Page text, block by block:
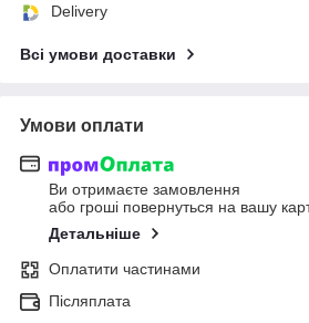
Delivery
Всі умови доставки
Умови оплати
Ви отримаєте замовлення
або гроші повернуться на вашу
Детальніше
Оплатити частинами
Післяплата